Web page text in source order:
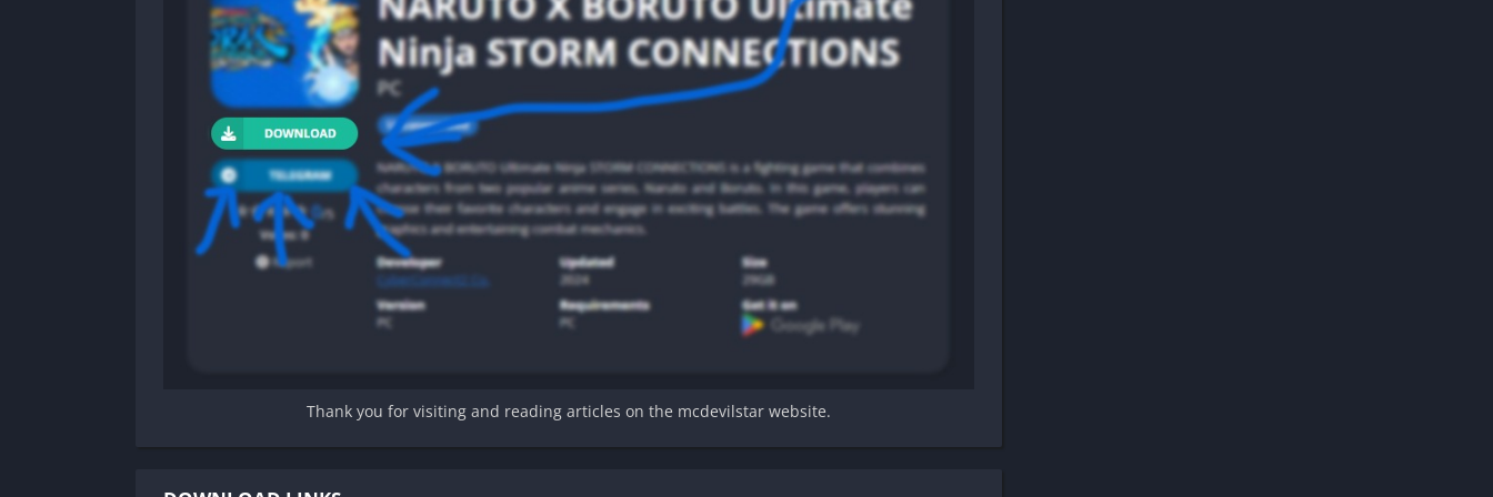
Thank you for visiting and reading articles on the mcdevilstar website.